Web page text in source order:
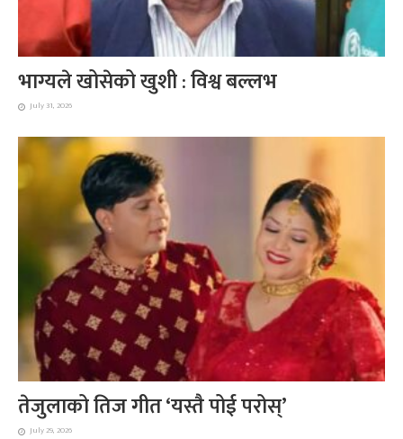
भाग्यले खोसेको खुशी : विश्व बल्लभ
July 31, 2026
तेजुलाको तिज गीत ‘यस्तै पोई परोस्’
July 29, 2026